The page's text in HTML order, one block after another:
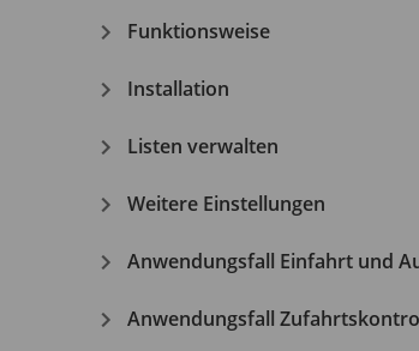
Funktionsweise
Installation
Listen verwalten
Weitere Einstellungen
Anwendungsfall Einfahrt und
Anwendungsfall